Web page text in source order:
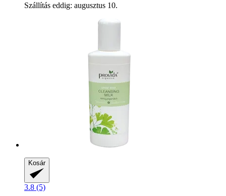
Szállítás eddig: augusztus 10.
Kosár
3.8 (5)